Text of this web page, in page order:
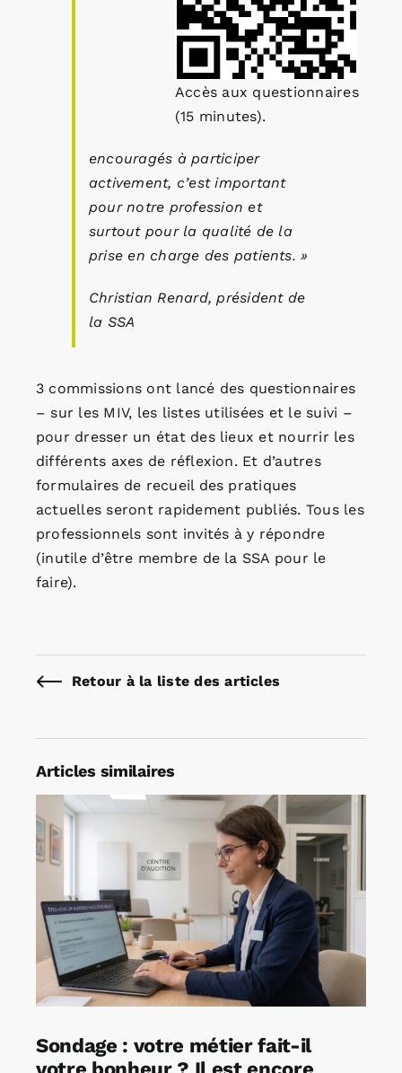
Accès aux questionnaires
(15 minutes).
encouragés à participer
activement, c’est important
pour notre profession et
surtout pour la qualité de la
prise en charge des patients. »
Christian Renard, président de
la SSA
3 commissions ont lancé des questionnaires
– sur les MIV, les listes utilisées et le suivi –
pour dresser un état des lieux et nourrir les
différents axes de réflexion. Et d’autres
formulaires de recueil des pratiques
actuelles seront rapidement publiés. Tous les
professionnels sont invités à y répondre
(inutile d’être membre de la SSA pour le
faire).
Retour à la liste des articles
Articles similaires
Sondage : votre métier fait-il